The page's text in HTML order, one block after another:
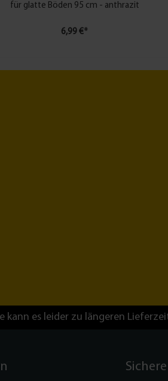
für glatte Böden 95 cm - anthrazit
6,99 €*
es leider zu längeren